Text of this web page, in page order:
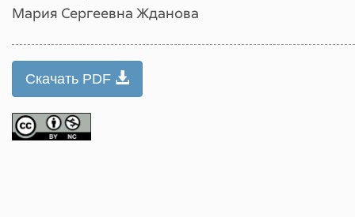
Мария Сергеевна Жданова
Скачать PDF